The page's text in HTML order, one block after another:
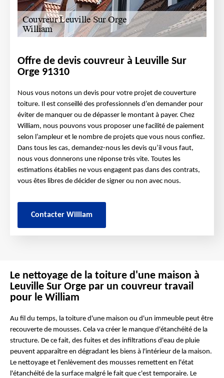
Offre de devis couvreur à Leuville Sur
Orge 91310
Nous vous notons un devis pour votre projet de couverture
toiture. Il est conseillé des professionnels d’en demander pour
éviter de manquer ou de dépasser le montant à payer. Chez
William, nous pouvons vous proposer une facilité de paiement
selon l’ampleur et le nombre de projets que vous nous confiez.
Dans tous les cas, demandez-nous les devis qu’il vous faut,
nous vous donnerons une réponse très vite. Toutes les
estimations établies ne vous engagent pas dans des contrats,
vous êtes libres de décider de signer ou non avec nous.
Contacter William
Le nettoyage de la toiture d'une maison à
Leuville Sur Orge par un couvreur travail
pour le William
Au fil du temps, la toiture d'une maison ou d'un immeuble peut être
recouverte de mousses. Cela va créer le manque d'étanchéité de la
structure. De ce fait, des fuites et des infiltrations d'eau de pluie
peuvent apparaître en dégradant les biens à l'intérieur de la maison.
Le nettoyage et l'enlèvement des mousses remettent en l'état
l'étanchéité de la surface malgré le fait que c'est temporaire. Le